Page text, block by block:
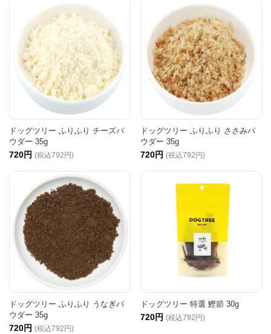
ドッグツリー ふりふり チーズパ
ウダー 35g
720円 (税込792円)
ドッグツリー ふりふり ささみパ
ウダー 35g
720円 (税込792円)
ドッグツリー ふりふり うなぎパ
ウダー 35g
720円 (税込792円)
ドッグツリー 特選 鰹節 30g
720円 (税込792円)